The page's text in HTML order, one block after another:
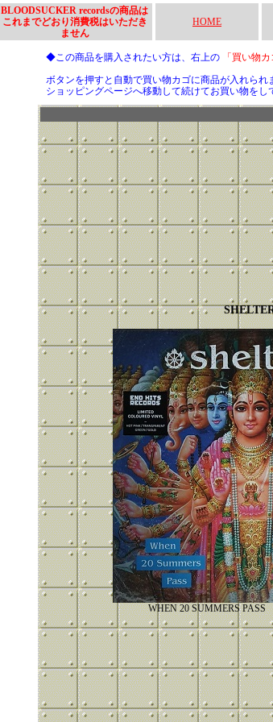
BLOODSUCKER recordsの商品は
これまでどおり消費税はいただき
ません
HOME
◆この商品を購入されたい方は、右上の 「買い物
ボタンを押すと自動で買い物カゴに商品が入れら
ショッピングページへ移動して続けてお買い物をし
WHEN 20 SUMMERS